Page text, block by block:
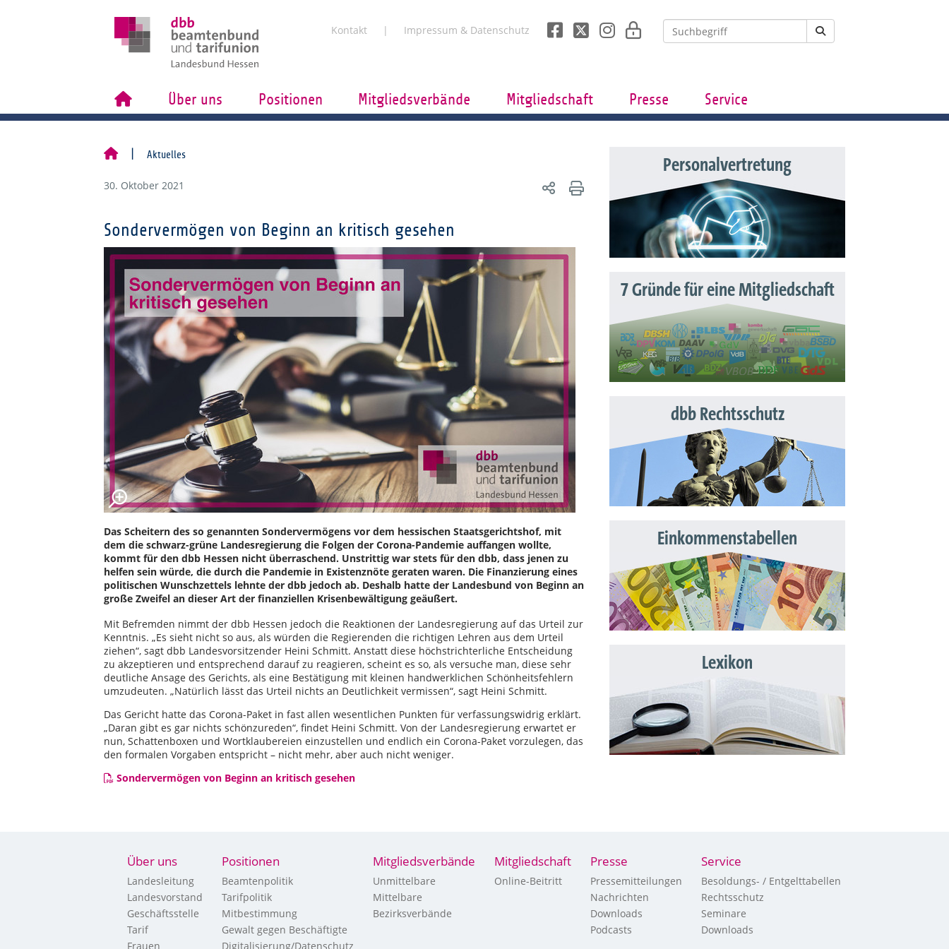
Kontakt Impressum & Datenschutz
Über uns Positionen Mitgliedsverbände Mitgliedschaft Presse Service
Aktuelles
30. Oktober 2021
Sondervermögen von Beginn an kritisch gesehen
Das Scheitern des so genannten Sondervermögens vor dem hessischen Staatsgerichtshof, mit
dem die schwarz-grüne Landesregierung die Folgen der Corona-Pandemie auffangen wollte,
kommt für den dbb Hessen nicht überraschend. Unstrittig war stets für den dbb, dass jenen zu
helfen sein würde, die durch die Pandemie in Existenznöte geraten waren. Die Finanzierung eines
politischen Wunschzettels lehnte der dbb jedoch ab. Deshalb hatte der Landesbund von Beginn an
große Zweifel an dieser Art der finanziellen Krisenbewältigung geäußert.
Mit Befremden nimmt der dbb Hessen jedoch die Reaktionen der Landesregierung auf das Urteil zur
Kenntnis. „Es sieht nicht so aus, als würden die Regierenden die richtigen Lehren aus dem Urteil
ziehen“, sagt dbb Landesvorsitzender Heini Schmitt. Anstatt diese höchstrichterliche Entscheidung
zu akzeptieren und entsprechend darauf zu reagieren, scheint es so, als versuche man, diese sehr
deutliche Ansage des Gerichts, als eine Bestätigung mit kleinen handwerklichen Schönheitsfehlern
umzudeuten. „Natürlich lässt das Urteil nichts an Deutlichkeit vermissen“, sagt Heini Schmitt.
Das Gericht hatte das Corona-Paket in fast allen wesentlichen Punkten für verfassungswidrig erklärt.
„Daran gibt es gar nichts schönzureden“, findet Heini Schmitt. Von der Landesregierung erwartet er
nun, Schattenboxen und Wortklaubereien einzustellen und endlich ein Corona-Paket vorzulegen, das
den formalen Vorgaben entspricht – nicht mehr, aber auch nicht weniger.
Sondervermögen von Beginn an kritisch gesehen
Personalvertretung
7 Gründe für eine Mitgliedschaft
dbb Rechtsschutz
Einkommenstabellen
Lexikon
Über uns
Landesleitung
Landesvorstand
Geschäftsstelle
Tarif
Frauen
Positionen
Beamtenpolitik
Tarifpolitik
Mitbestimmung
Gewalt gegen Beschäftigte
Digitalisierung/Datenschutz
Mitgliedsverbände
Unmittelbare
Mittelbare
Bezirksverbände
Mitgliedschaft
Online-Beitritt
Presse
Pressemitteilungen
Nachrichten
Downloads
Podcasts
Service
Besoldungs- / Entgelttabellen
Rechtsschutz
Seminare
Downloads